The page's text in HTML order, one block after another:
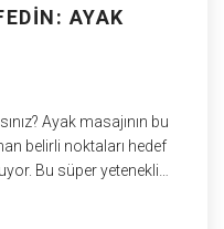
AYAK
Ayak masajının bu
belirli noktaları hedef
Bu süper yetenekli
bir süper kahraman